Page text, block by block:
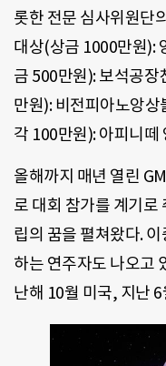
롯한 전문 심사위원단
대상(상금 1000만원):
금 500만원): 보석공
만원): 비전피아노앙
각 100만원): 아피니
올해까지 매년 열린
로 대회 참가를 계기로
립의 꿈을 펼쳐왔다.
하는 연주자도 나오고
난해 10월 미국, 지난